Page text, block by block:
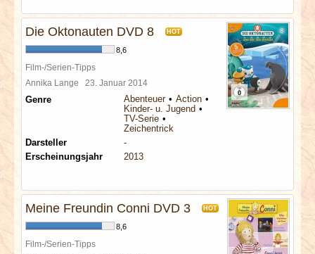
Die Oktonauten DVD 8 HOT
8,6
Film-/Serien-Tipps
Annika Lange 23. Januar 2014
Genre Abenteuer
Action
Kinder- u. Jugend
TV-Serie
Zeichentrick
Darsteller
-
Erscheinungsjahr
2013
Meine Freundin Conni DVD 3 HOT
8,6
Film-/Serien-Tipps